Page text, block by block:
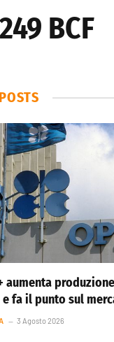
BCF
aumenta
fa il punto sul
3 Agosto 2026